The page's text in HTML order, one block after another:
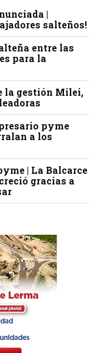
|
salteños!
entre las
para la
la gestión Milei,
pyme
a los
| La Balcarce
gracias a